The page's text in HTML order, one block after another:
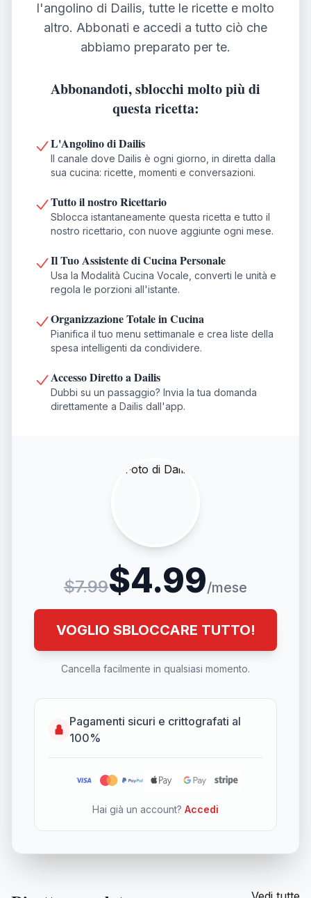
l'angolino di Dailis, tutte le ricette e molto
altro. Abbonati e accedi a tutto ciò che
abbiamo preparato per te.
Abbonandoti, sblocchi molto più di
questa ricetta:
L'Angolino di Dailis
Il canale dove Dailis è ogni giorno, in diretta dalla
sua cucina: ricette, momenti e conversazioni.
Tutto il nostro Ricettario
Sblocca istantaneamente questa ricetta e tutto il
nostro ricettario, con nuove aggiunte ogni mese.
Il Tuo Assistente di Cucina Personale
Usa la Modalità Cucina Vocale, converti le unità e
regola le porzioni all'istante.
Organizzazione Totale in Cucina
Pianifica il tuo menu settimanale e crea liste della
spesa intelligenti da condividere.
Accesso Diretto a Dailis
Dubbi su un passaggio? Invia la tua domanda
direttamente a Dailis dall'app.
$7.99$4.99/mese
VOGLIO SBLOCCARE TUTTO!
Cancella facilmente in qualsiasi momento.
Pagamenti sicuri e crittografati al
100%
Hai già un account? Accedi